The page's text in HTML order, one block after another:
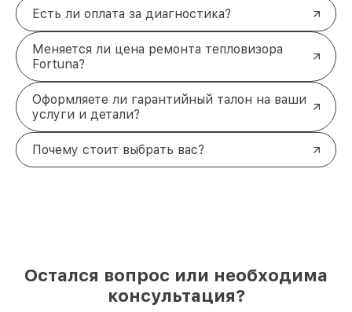
Есть ли оплата за диагностика?
Меняется ли цена ремонта тепловизора
Fortuna?
Оформляете ли гарантийный талон на ваши
услуги и детали?
Почему стоит выбрать вас?
Остался вопрос или необходима
консультация?